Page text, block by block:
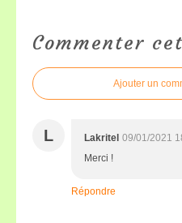
Commenter
Ajouter un
L Lakritel 09/01/2021
Merci !
Répondre